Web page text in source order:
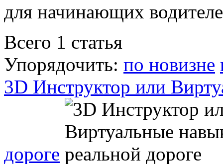
для начинающих
Всего 1 статья
Упорядочить: по новизне
3D Инструктор или
дороге